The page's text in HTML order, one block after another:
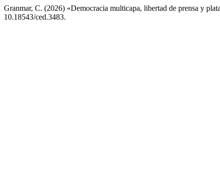
Granmar, C. (2026) «Democracia multicapa, libertad de prensa y
10.18543/ced.3483.